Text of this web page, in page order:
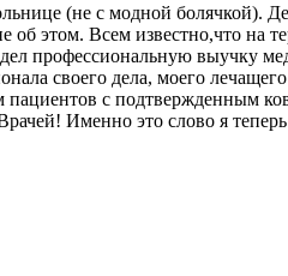
(не с модной
об этом. Всем известно,что на
профессиональную выучку
своего дела, моего
с подтвержденным
Именно это слово я